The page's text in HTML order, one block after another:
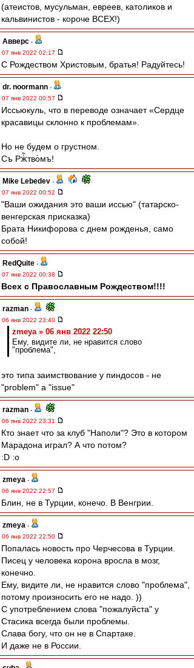
(атеистов, мусульман, евреев, католиков и
кальвинистов - короче ВСЕХ!)
Авверс -
07 янв 2022 02:17
С Рождеством Христовым, братья! Радуйтесь!
dr. noormann -
07 янв 2022 00:57
Иссьюкуль, что в переводе означает «Сердце
красавицы склонно к проблемам».
Но не будем о грустном.
Съ Ржⷭ҇тво̀мъ!
Mike Lebedev -
07 янв 2022 00:52
"Ваши ожидания это ваши иссью" (татарско-
венгерская присказка)
Брата Никифорова с днем рожденья, само
собой!
RedQuite -
07 янв 2022 00:38
Всех с Православным Рождеством!!!!
razman -
06 янв 2022 23:40
zmeya » 06 янв 2022 22:50
Ему, видите ли, не нравится слово
"проблема",
это типа заимствование у пиндосов - не
"problem" а "issue"
razman -
06 янв 2022 23:31
Кто знает что за клуб "Наполи"? Это в котором
Марадона играл? А что потом?
:D :o
zmeya -
06 янв 2022 22:57
Блин, не в Турции, конечо. В Венгрии.
zmeya -
06 янв 2022 22:50
Попалась новость про Черчесова в Турции.
Писец у человека корона вросла в мозг,
конечно.
Ему, видите ли, не нравится слово "проблема",
потому произносить его не надо. ))
С употреблением слова "пожалуйста" у
Стасика всегда были проблемы.
Слава богу, что он не в Спартаке.
И даже не в России.